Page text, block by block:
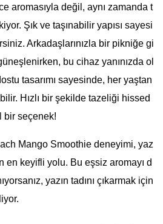
aromasıyla değil, aynı zamanda t
Şık ve taşınabilir yapısı sayesi
Arkadaşlarınızla bir pikniğe gi
bu cihaz yanınızda ol
tasarımı sayesinde, her yaştan
Hızlı bir şekilde tazeliği hissed
bir seçenek!
Mango Smoothie deneyimi, yaz
en keyifli yolu. Bu eşsiz aromayı d
yazın tadını çıkarmak için